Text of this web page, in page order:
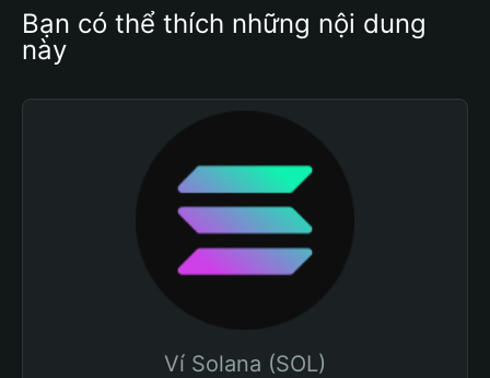
Bạn có thể thích những nội dung
này
Ví Solana (SOL)